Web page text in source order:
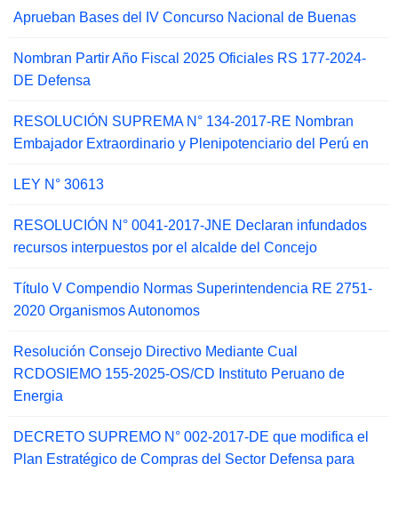
Aprueban Bases del IV Concurso Nacional de Buenas
Nombran Partir Año Fiscal 2025 Oficiales RS 177-2024-
DE Defensa
RESOLUCIÓN SUPREMA N° 134-2017-RE Nombran
Embajador Extraordinario y Plenipotenciario del Perú en
LEY N° 30613
RESOLUCIÓN N° 0041-2017-JNE Declaran infundados
recursos interpuestos por el alcalde del Concejo
Título V Compendio Normas Superintendencia RE 2751-
2020 Organismos Autonomos
Resolución Consejo Directivo Mediante Cual
RCDOSIEMO 155-2025-OS/CD Instituto Peruano de
Energia
DECRETO SUPREMO N° 002-2017-DE que modifica el
Plan Estratégico de Compras del Sector Defensa para